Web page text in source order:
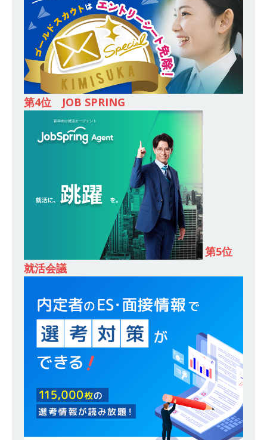
[ 2026年5月14日 ] 【 28卒 ｜ オープンカンパニ
ー｜東京勤務・転勤なし ｜ 文理不問 】 7期連続
200％増収!! ｜ 様々な業界の知識・スキルを身に
付けることが可能 ｜ データ分析のエキスパート
としてクライアントの課題を解決 ｜ 土日祝完全
休み ｜ データアナリティクスラボ
極採用企業
[ 2026年5月14日 ] 【 28卒 ｜ 東京勤務・転勤な
し 】 食品・生鮮業界に特化した人材紹介サービ
スを提供するベンチャー企業 ｜ 設立から毎年黒
字経営。売上は常に右肩上がり ｜ 未経験から営
業として成長・収入アップが目指せる環境 ｜ オ
イシル
体育会積極採用企業
登竜門!! 満足度98％のインターン 】 東京勤務・
転勤なし ｜ 文系IT未経験でもOK ｜ 新卒の3年以
内昇進率91％ ｜ IT社会の今まさに求められてい
るベンチャー企業 ｜ 新卒2年目で1,000万円越え
体育会積極採用企業
[ 2026年5月13日 ]
【 28卒 ｜ 仕事の全容を知れ
るオープンカンパニー 】 大林グループ ｜ 全国規
第4位 JOB SPRING
第5位
就活会議